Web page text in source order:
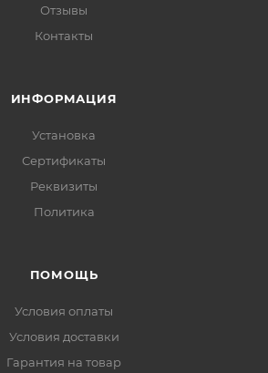
Отзывы
Контакты
ИНФОРМАЦИЯ
Установка
Сертификаты
Реквизиты
Политика
ПОМОЩЬ
Условия оплаты
Условия доставки
Гарантия на товар